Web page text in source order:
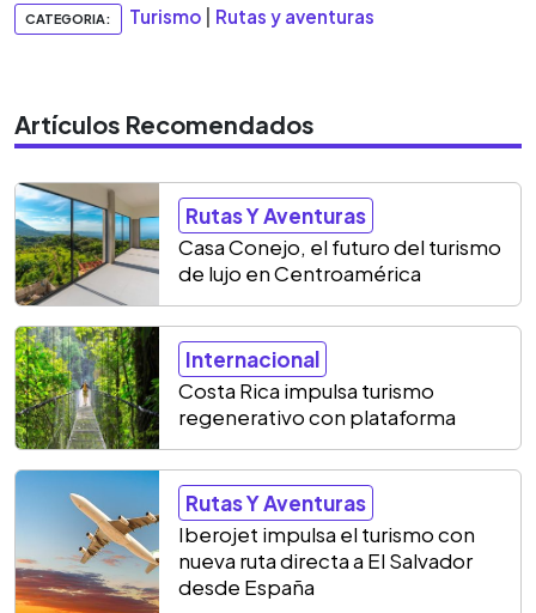
CATEGORIA: Turismo Rutas y aventuras
Artículos Recomendados
Rutas Y Aventuras
Casa Conejo, el futuro del turismo
de lujo en Centroamérica
Internacional
Costa Rica impulsa turismo
regenerativo con plataforma
Rutas Y Aventuras
Iberojet impulsa el turismo con
nueva ruta directa a El Salvador
desde España